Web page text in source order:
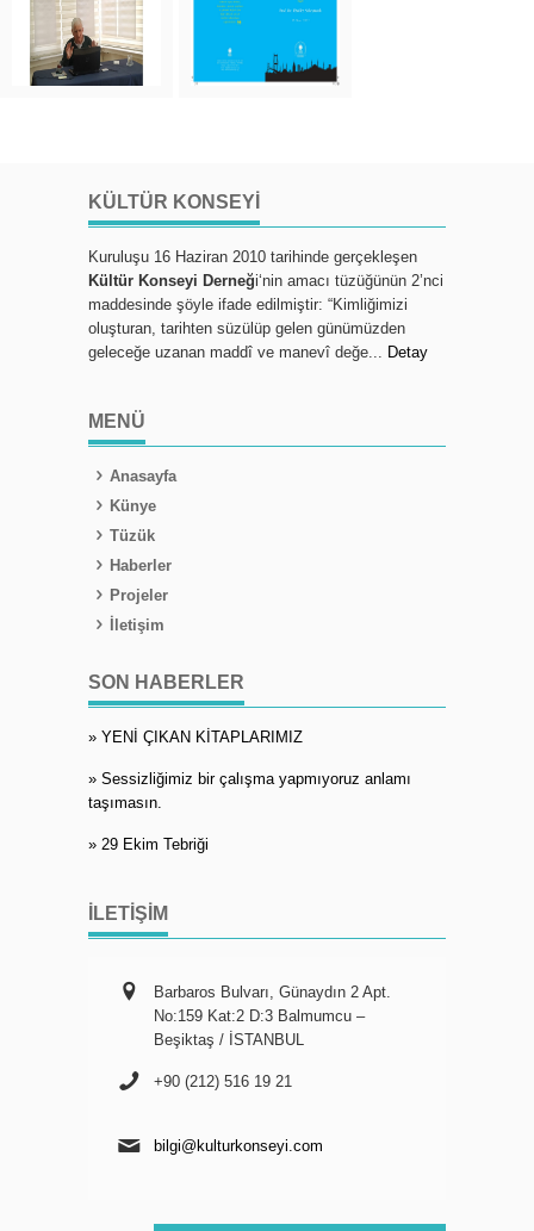
KÜLTÜR KONSEYI
Kuruluşu 16 Haziran 2010 tarihinde gerçekleşen
Kültür Konseyi Derneği‘nin amacı tüzüğünün 2’nci
maddesinde şöyle ifade edilmiştir: “Kimliğimizi
oluşturan, tarihten süzülüp gelen günümüzden
geleceğe uzanan maddî ve manevî değe... Detay
MENÜ
Anasayfa
Künye
Tüzük
Haberler
Projeler
İletişim
SON HABERLER
» YENİ ÇIKAN KİTAPLARIMIZ
» Sessizliğimiz bir çalışma yapmıyoruz anlamı
taşımasın.
» 29 Ekim Tebriği
İLETIŞIM
Barbaros Bulvarı, Günaydın 2 Apt.
No:159 Kat:2 D:3 Balmumcu –
Beşiktaş / İSTANBUL
+90 (212) 516 19 21
bilgi@kulturkonseyi.com